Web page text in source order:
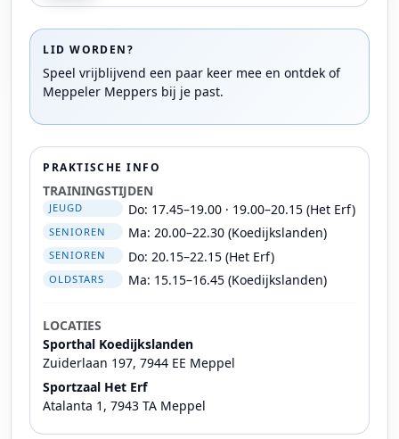
LID WORDEN?
Speel vrijblijvend een paar keer mee en ontdek of
Meppeler Meppers bij je past.
PRAKTISCHE INFO
TRAININGSTIJDEN
JEUGD Do: 17.45–19.00 · 19.00–20.15 (Het Erf)
SENIOREN Ma: 20.00–22.30 (Koedijkslanden)
SENIOREN Do: 20.15–22.15 (Het Erf)
OLDSTARS Ma: 15.15–16.45 (Koedijkslanden)
LOCATIES
Sporthal Koedijkslanden
Zuiderlaan 197, 7944 EE Meppel
Sportzaal Het Erf
Atalanta 1, 7943 TA Meppel